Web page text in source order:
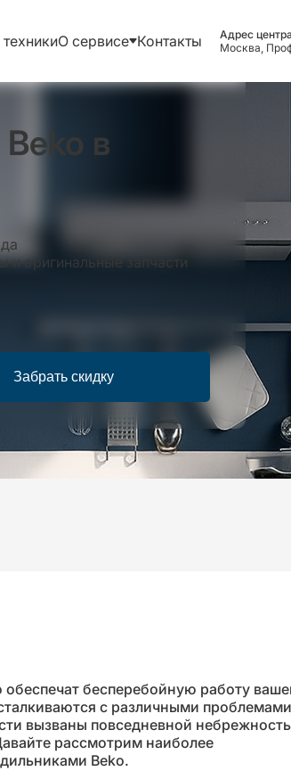
О сервисе Контакты
Адрес
Москва,
в
оригинальные запчасти
Забрать скидку
бесперебойную работу
с различными
вызваны повседневной
рассмотрим наиболее
Beko.